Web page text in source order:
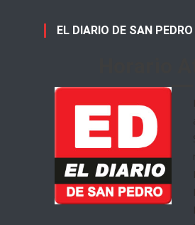
EL DIARIO DE SAN PEDRO